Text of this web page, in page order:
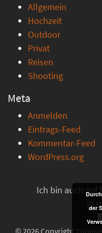
Allgemein
Hochzeit
Outdoor
Privat
Reisen
Shooting
Meta
Anmelden
Eintrags-Feed
Kommentar-Feed
WordPress.org
Ich bin auch auf
© 2026 Copyright
der